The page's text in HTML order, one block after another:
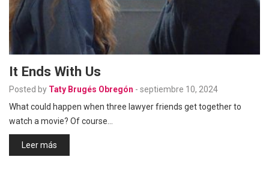
It Ends With Us
Posted by Taty Brugés Obregón - septiembre 10, 2024
What could happen when three lawyer friends get together to
watch a movie? Of course…
Leer más